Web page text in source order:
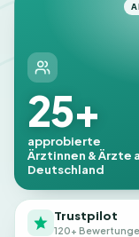
25+
approbierte
Ärztinnen & Ärzte
Deutschland
Trustpilot
120+